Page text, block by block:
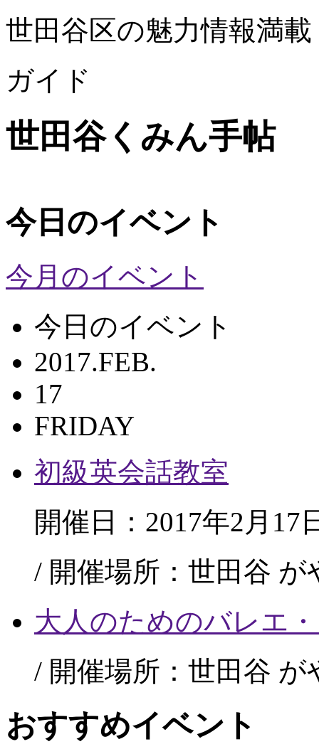
世田谷区の魅力情報満載
ガイド
世田谷くみん手帖
今日のイベント
今月のイベント
今日のイベント
2017.FEB.
17
FRIDAY
初級英会話教室
開催日：2017年2月17
/ 開催場所：世田谷
大人のためのバレエ
/ 開催場所：世田谷
おすすめイベント